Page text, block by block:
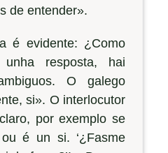
de entender».
é evidente: ¿Como
resposta, hai
O galego
si». O interlocutor
por exemplo se
é un si. ‘¿Fasme